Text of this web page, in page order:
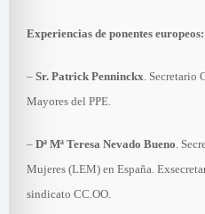
Experiencias de ponentes europeos:
– Sr. Patrick Penninckx. Secretario
Mayores del PPE.
– Dª Mª Teresa Nevado Bueno.
Mujeres (LEM) en España.
sindicato CC.OO.